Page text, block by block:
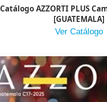
Catálogo AZZORTI PLUS
[GUATEMALA]
Ver Catálogo